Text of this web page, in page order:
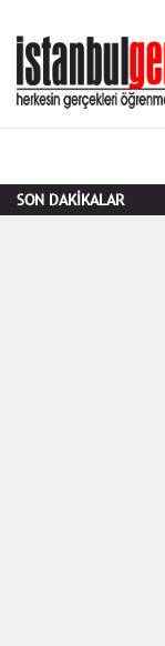
SON DAKİKALAR